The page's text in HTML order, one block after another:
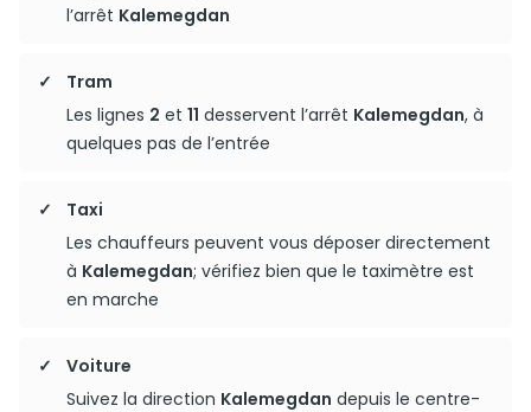
l’arrêt Kalemegdan
Tram
Les lignes 2 et 11 desservent l’arrêt Kalemegdan, à
quelques pas de l’entrée
Taxi
Les chauffeurs peuvent vous déposer directement
à Kalemegdan; vérifiez bien que le taximètre est
en marche
Voiture
Suivez la direction Kalemegdan depuis le centre-